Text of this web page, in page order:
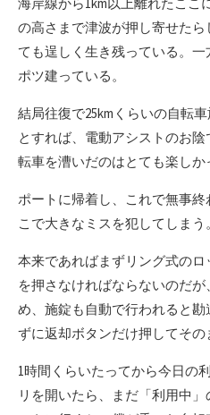
の高さまで津波が押し寄せた
ても逞しく生き残っている。
ポツ建っている。
結局往復で25kmくらいの自転
とすれば、電動アシストのお
転車を漕いだのはとても楽しか
ポートに帰着し、これで無事
こで大きなミスを犯してしまう。
本来であればまずリング式の
を押さなければならないのだ
め、施錠も自動で行われると
ずに返却ボタンだけ押してその
1時間くらいたってから今日の
リを開いたら、まだ「利用中